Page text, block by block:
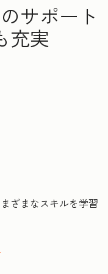
サポート
充実
ざまなスキルを学習